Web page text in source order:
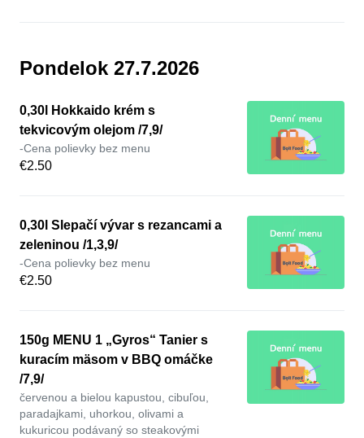
Pondelok 27.7.2026
0,30l Hokkaido krém s
tekvicovým olejom /7,9/
-Cena polievky bez menu
€2.50
0,30l Slepačí vývar s rezancami a
zeleninou /1,3,9/
-Cena polievky bez menu
€2.50
150g MENU 1 „Gyros“ Tanier s
kuracím mäsom v BBQ omáčke
/7,9/
červenou a bielou kapustou, cibuľou,
paradajkami, uhorkou, olivami a
kukuricou podávaný so steakovými